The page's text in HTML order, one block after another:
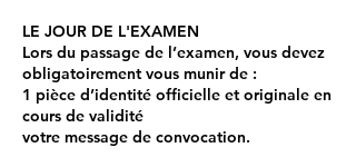
LE JOUR DE L'EXAMEN
Lors du passage de l’examen, vous devez
obligatoirement vous munir de :
1 pièce d’identité officielle et originale en
cours de validité
votre message de convocation.